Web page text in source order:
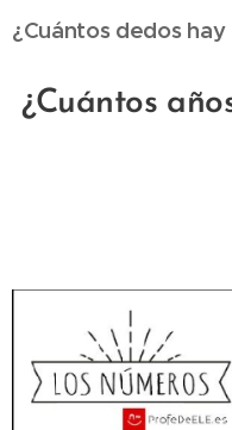
¿Cuántos dedos hay
¿Cuántos